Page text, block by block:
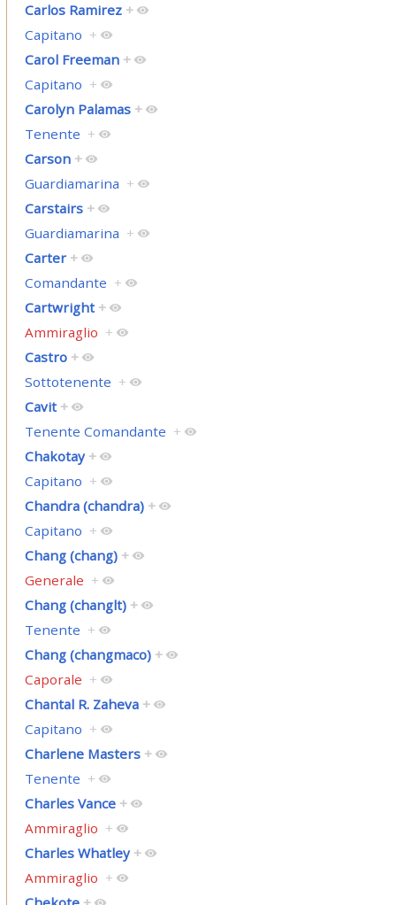
Carlos Ramirez +
Capitano +
Carol Freeman +
Capitano +
Carolyn Palamas +
Tenente +
Carson +
Guardiamarina +
Carstairs +
Guardiamarina +
Carter +
Comandante +
Cartwright +
Ammiraglio +
Castro +
Sottotenente +
Cavit +
Tenente Comandante +
Chakotay +
Capitano +
Chandra (chandra) +
Capitano +
Chang (chang) +
Generale +
Chang (changlt) +
Tenente +
Chang (changmaco) +
Caporale +
Chantal R. Zaheva +
Capitano +
Charlene Masters +
Tenente +
Charles Vance +
Ammiraglio +
Charles Whatley +
Ammiraglio +